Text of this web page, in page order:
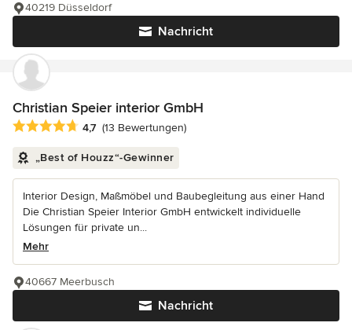
Nachricht
40219 Düsseldorf
Christian Speier interior GmbH
Durchschnittliche Bewertung: 4.7 von 5 Sternen
4,7 (13 Bewertungen)
„Best of Houzz“-Gewinner
Interior Design, Maßmöbel und Baubegleitung aus einer Hand
Die Christian Speier Interior GmbH entwickelt individuelle
Lösungen für private un...
Mehr
Nachricht
40667 Meerbusch